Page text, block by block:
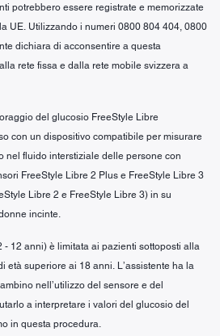
potrebbero essere registrate e memorizzate
UE. Utilizzando i numeri 0800 804 404, 0800
dichiara di acconsentire a questa
rete fissa e dalla rete mobile svizzera a
del glucosio FreeStyle Libre
con un dispositivo compatibile per misurare
nel fluido interstiziale delle persone con
FreeStyle Libre 2 Plus e FreeStyle Libre 3
Libre 2 e FreeStyle Libre 3) in su
incinte.
- 12 anni) è limitata ai pazienti sottoposti alla
età superiore ai 18 anni. L’assistente ha la
nell’utilizzo del sensore e del
a interpretare i valori del glucosio del
in questa procedura.